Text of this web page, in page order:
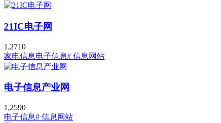
21IC电子网
1,2710
家电信息电子信息# 信息网站
电子信息产业网
1,2590
电子信息# 信息网站